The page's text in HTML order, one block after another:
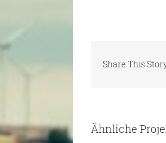
Share This
Ähnliche